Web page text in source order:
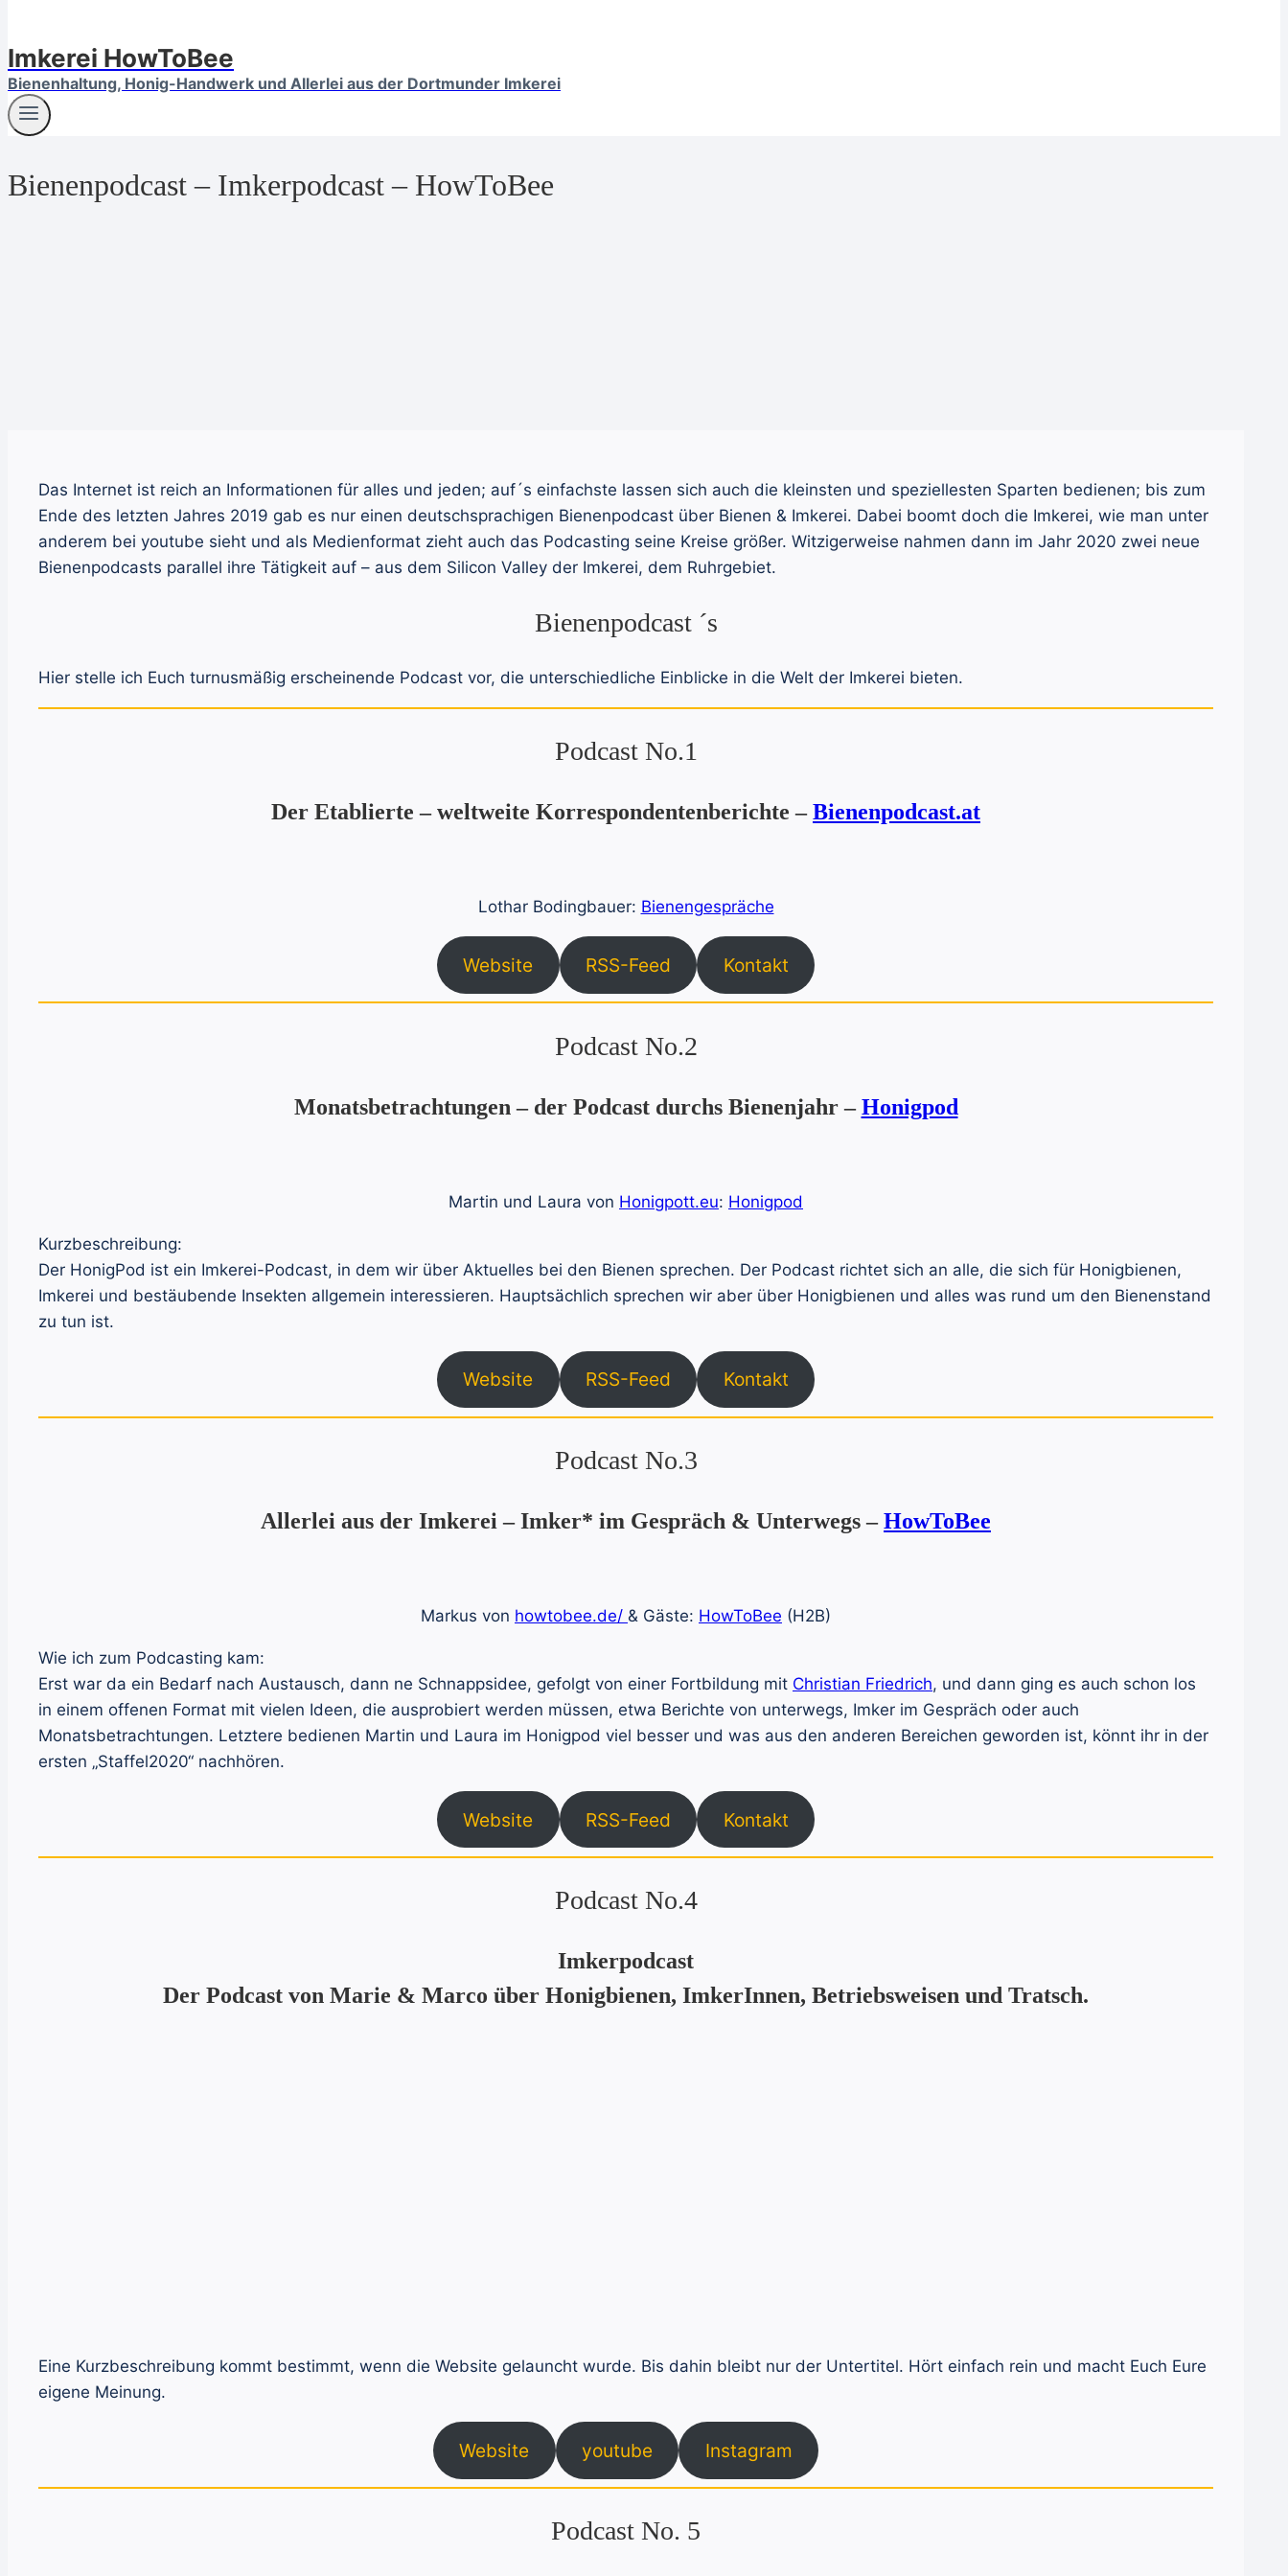
Imkerei HowToBee
Bienenhaltung, Honig-Handwerk und Allerlei aus der Dortmunder Imkerei
Bienenpodcast – Imkerpodcast – HowToBee
Das Internet ist reich an Informationen für alles und jeden; auf´s einfachste lassen sich auch die kleinsten und speziellesten Sparten bedienen; bis zum
Ende des letzten Jahres 2019 gab es nur einen deutschsprachigen Bienenpodcast über Bienen & Imkerei. Dabei boomt doch die Imkerei, wie man unter
anderem bei youtube sieht und als Medienformat zieht auch das Podcasting seine Kreise größer. Witzigerweise nahmen dann im Jahr 2020 zwei neue
Bienenpodcasts parallel ihre Tätigkeit auf – aus dem Silicon Valley der Imkerei, dem Ruhrgebiet.
Bienenpodcast ´s
Hier stelle ich Euch turnusmäßig erscheinende Podcast vor, die unterschiedliche Einblicke in die Welt der Imkerei bieten.
Podcast No.1
Der Etablierte – weltweite Korrespondentenberichte –Bienenpodcast.at
Lothar Bodingbauer: Bienengespräche
Website RSS-Feed Kontakt
Podcast No.2
Monatsbetrachtungen – der Podcast durchs Bienenjahr –Honigpod
Martin und Laura von Honigpott.eu: Honigpod
Kurzbeschreibung:
Der HonigPod ist ein Imkerei-Podcast, in dem wir über Aktuelles bei den Bienen sprechen. Der Podcast richtet sich an alle, die sich für Honigbienen,
Imkerei und bestäubende Insekten allgemein interessieren. Hauptsächlich sprechen wir aber über Honigbienen und alles was rund um den Bienenstand
zu tun ist.
Website RSS-Feed Kontakt
Podcast No.3
Allerlei aus der Imkerei – Imker* im Gespräch & Unterwegs –HowToBee
Markus von howtobee.de/ & Gäste: HowToBee (H2B)
Wie ich zum Podcasting kam:
Erst war da ein Bedarf nach Austausch, dann ne Schnappsidee, gefolgt von einer Fortbildung mit Christian Friedrich, und dann ging es auch schon los
in einem offenen Format mit vielen Ideen, die ausprobiert werden müssen, etwa Berichte von unterwegs, Imker im Gespräch oder auch
Monatsbetrachtungen. Letztere bedienen Martin und Laura im Honigpod viel besser und was aus den anderen Bereichen geworden ist, könnt ihr in der
ersten „Staffel2020“ nachhören.
Website RSS-Feed Kontakt
Podcast No.4
Imkerpodcast
Der Podcast von Marie & Marco über Honigbienen, ImkerInnen, Betriebsweisen und Tratsch.
Eine Kurzbeschreibung kommt bestimmt, wenn die Website gelauncht wurde. Bis dahin bleibt nur der Untertitel. Hört einfach rein und macht Euch Eure
eigene Meinung.
Website youtube Instagram
Podcast No. 5